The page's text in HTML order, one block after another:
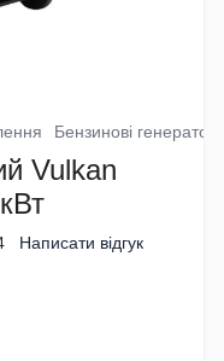
Бензинові
Vulkan
Написати відгук